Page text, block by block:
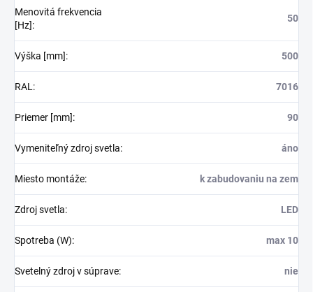
Menovitá frekvencia
[Hz]:
50
Výška [mm]: 500
RAL : 7016
Priemer [mm]: 90
Vymeniteľný zdroj svetla: áno
Miesto montáže: k zabudovaniu na zem
Zdroj svetla: LED
Spotreba (W): max 10
Svetelný zdroj v súprave: nie